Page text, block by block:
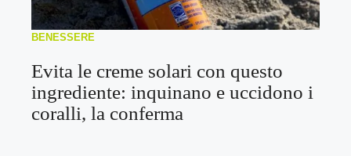
BENESSERE
Evita le creme solari con questo
ingrediente: inquinano e uccidono i
coralli, la conferma